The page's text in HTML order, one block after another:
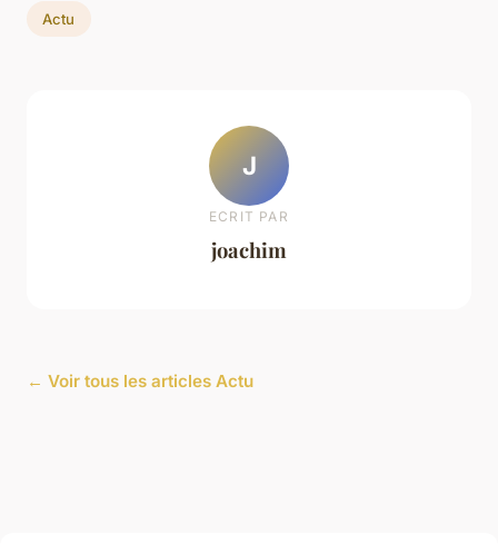
Actu
J
ECRIT PAR
joachim
← Voir tous les articles Actu